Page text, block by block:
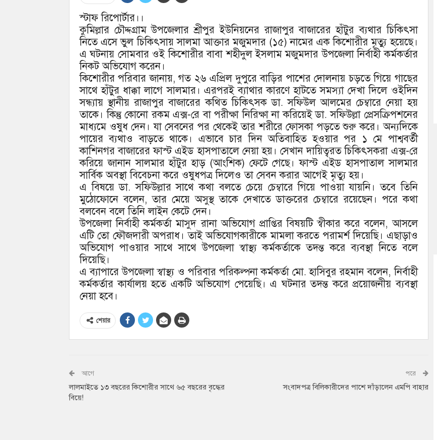
স্টাফ রিপোর্টার।।
কুমিল্লার চৌদ্দগ্রাম উপজেলার শ্রীপুর ইউনিয়নের রাজাপুর বাজারের হাঁটুর ব্যথার চিকিৎসা
নিতে এসে ভুল চিকিৎসায় সালমা আক্তার মজুমদার (১৫) নামের এক কিশোরীর মৃত্যু হয়েছে।
এ ঘটনায় সোমবার ওই কিশোরীর বাবা শহীদুল ইসলাম মজুমদার উপজেলা নির্বাহী কর্মকর্তার
নিকট অভিযোগ করেন।
কিশোরীর পরিবার জানায়, গত ২৬ এপ্রিল দুপুরে বাড়ির পাশের দোলনায় চড়তে গিয়ে গাছের
সাথে হাঁটুর ধাক্কা লাগে সালমার। এরপরই ব্যাথার কারণে হাটতে সমস্যা দেখা দিলে ওইদিন
সন্ধ্যায় স্থানীয় রাজাপুর বাজারের কথিত চিকিৎসক ডা. সফিউল আলমের চেম্বারে নেয়া হয়
তাকে। কিন্তু কোনো রকম এক্স-রে বা পরীক্ষা নিরিক্ষা না করিয়েই ডা. সফিউল্লা প্রেসক্রিপশনের
মাধ্যমে ওষুধ দেন। যা সেবনের পর থেকেই তার শরীরে ফোসকা পড়তে শুরু করে। অন্যদিকে
পায়ের ব্যথাও বাড়তে থাকে। এভাবে চার দিন অতিবাহিত হওয়ার পর ১ মে পাশ্ববর্তী
কাশিনগর বাজারের ফাস্ট এইড হাসপাতালে নেয়া হয়। সেখান দায়িত্বরত চিকিৎসকরা এক্স-রে
করিয়ে জানান সালমার হাঁটুর হাড় (আংশিক) ফেটে গেছে। ফাস্ট এইড হাসপাতাল সালমার
সার্বিক অবস্থা বিবেচনা করে ওষুধপত্র দিলেও তা সেবন করার আগেই মৃত্যু হয়।
এ বিষয়ে ডা. সফিউল্লার সাথে কথা বলতে চেয়ে চেম্বারে গিয়ে পাওয়া যায়নি। তবে তিনি
মুঠোফোনে বলেন, তার মেয়ে অসুস্থ তাকে দেখাতে ডাক্তরের চেম্বারে রয়েছেন। পরে কথা
বলবেন বলে তিনি লাইন কেটে দেন।
উপজেলা নির্বাহী কর্মকর্তা মাসুদ রানা অভিযোগ প্রাপ্তির বিষয়টি স্বীকার করে বলেন, আসলে
এটি তো ফৌজদারী অপরাধ। তাই অভিযোগকারীকে মামলা করতে পরামর্শ দিয়েছি। এছাড়াও
অভিযোগ পাওয়ার সাথে সাথে উপজেলা স্বাস্থ্য কর্মকর্তাকে তদন্ত করে ব্যবস্থা নিতে বলে
দিয়েছি।
এ ব্যাপারে উপজেলা স্বাস্থ্য ও পরিবার পরিকল্পনা কর্মকর্তা মো. হাসিবুর রহমান বলেন, নির্বাহী
কর্মকর্তার কার্যালয় হতে একটি অভিযোগ পেয়েছি। এ ঘটনার তদন্ত করে প্রয়োজনীয় ব্যবস্থা
নেয়া হবে।
শেয়ার
আগে
লালমাইতে ১৩ বছরের কিশোরীর সাথে ৬৫ বছরের বৃদ্ধের
বিয়ে!
পরে
সংবাদপত্র বিলিকারীদের পাশে দাঁড়ালেন এমপি বাহার